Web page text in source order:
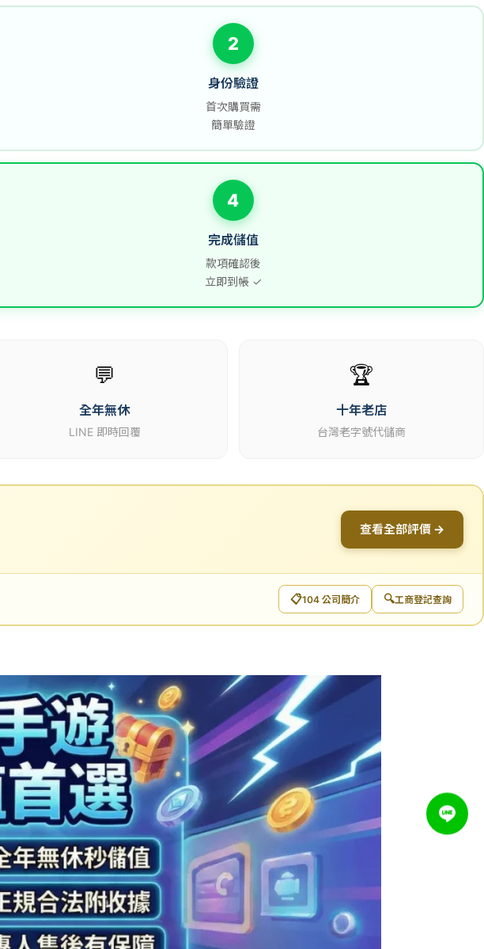
2
身份驗證
首次購買需
簡單驗證
4
完成儲值
款項確認後
立即到帳 ✓
💬
全年無休
LINE 即時回覆
🏆
十年老店
台灣老字號代儲商
查看全部評價 →
📋104 公司簡介 🔍工商登記查詢